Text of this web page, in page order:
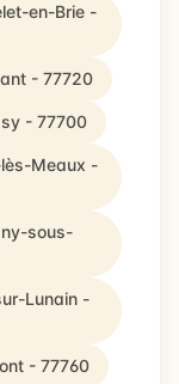
en-Brie -
- 77720
- 77700
Meaux -
sous-
Lunain -
- 77760